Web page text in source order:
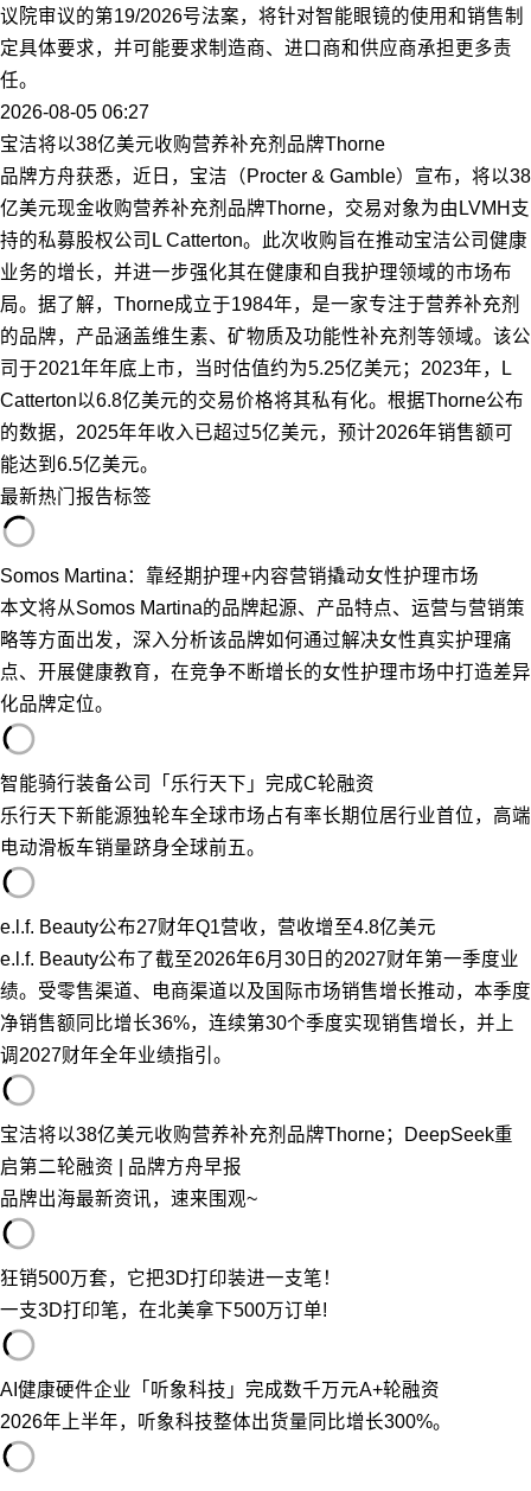
议院审议的第19/2026号法案，将针对智能眼镜的使用和销售制
定具体要求，并可能要求制造商、进口商和供应商承担更多责
任。
2026-08-05 06:27
宝洁将以38亿美元收购营养补充剂品牌Thorne
品牌方舟获悉，近日，宝洁（Procter & Gamble）宣布，将以38
亿美元现金收购营养补充剂品牌Thorne，交易对象为由LVMH支
持的私募股权公司L Catterton。此次收购旨在推动宝洁公司健康
业务的增长，并进一步强化其在健康和自我护理领域的市场布
局。据了解，Thorne成立于1984年，是一家专注于营养补充剂
的品牌，产品涵盖维生素、矿物质及功能性补充剂等领域。该公
司于2021年年底上市，当时估值约为5.25亿美元；2023年，L
Catterton以6.8亿美元的交易价格将其私有化。根据Thorne公布
的数据，2025年年收入已超过5亿美元，预计2026年销售额可
能达到6.5亿美元。
最新热门 报告标签
Somos Martina：靠经期护理+内容营销撬动女性护理市场
本文将从Somos Martina的品牌起源、产品特点、运营与营销策
略等方面出发，深入分析该品牌如何通过解决女性真实护理痛
点、开展健康教育，在竞争不断增长的女性护理市场中打造差异
化品牌定位。
智能骑行装备公司「乐行天下」完成C轮融资
乐行天下新能源独轮车全球市场占有率长期位居行业首位，高端
电动滑板车销量跻身全球前五。
e.l.f. Beauty公布27财年Q1营收，营收增至4.8亿美元
e.l.f. Beauty公布了截至2026年6月30日的2027财年第一季度业
绩。受零售渠道、电商渠道以及国际市场销售增长推动，本季度
净销售额同比增长36%，连续第30个季度实现销售增长，并上
调2027财年全年业绩指引。
宝洁将以38亿美元收购营养补充剂品牌Thorne；DeepSeek重
启第二轮融资 | 品牌方舟早报
品牌出海最新资讯，速来围观~
狂销500万套，它把3D打印装进一支笔！
一支3D打印笔，在北美拿下500万订单!
AI健康硬件企业「听象科技」完成数千万元A+轮融资
2026年上半年，听象科技整体出货量同比增长300%。